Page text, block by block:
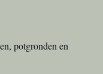
potgronden en